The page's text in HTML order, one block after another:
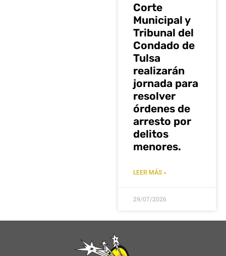
Corte
Municipal y
Tribunal del
Condado de
Tulsa
realizarán
jornada para
resolver
órdenes de
arresto por
delitos
menores.
LEER MÁS »
29/07/2026